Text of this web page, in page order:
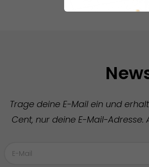
Trage deine E-Mail ein und
Cent, nur deine E-Mail-